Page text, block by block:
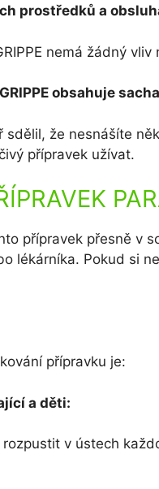
prostředků a
nemá žádný
obsahuje
sdělil, že nesnášíte
přípravek užívat.
přípravek přesně v
lékárníka. Pokud si
přípravku je:
a děti:
v ústech